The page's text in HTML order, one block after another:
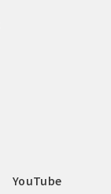
YouTube